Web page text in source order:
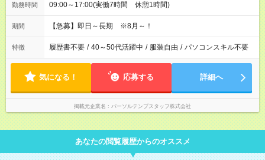
勤務時間 09:00～17:00(実働7時間 休憩1時間)
期間 【急募】即日～長期 ※8月～！
特徴 履歴書不要 / 40～50代活躍中 / 服装自由 / パソコンスキル不要
気になる！ 応募する 詳細へ
掲載元企業名 パーソルテンプスタッフ株式会社
あなたの閲覧履歴からのオススメ